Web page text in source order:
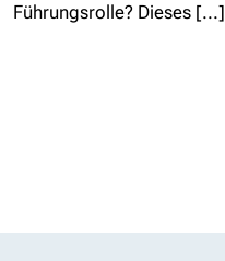
Führungsrolle? Dieses [...]